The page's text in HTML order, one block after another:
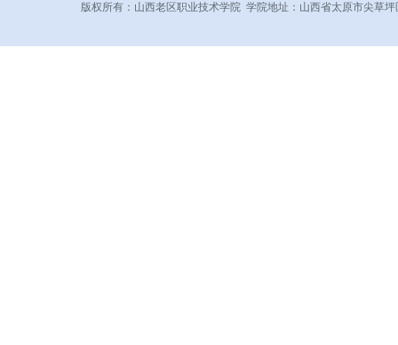
版权所有：山西老区职业技术学院 学院地址：山西省太原市尖草